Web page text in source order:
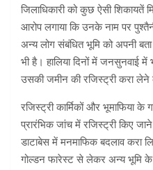
जिलाधिकारी को कुछ ऐसी शिकायतें
आरोप लगाया कि उनके नाम पर
अन्य लोग संबंधित भूमि को अपनी
भी है। हालिया दिनों में जनसुनवाई में
उसकी जमीन की रजिस्ट्री करा लेने
रजिस्ट्री कार्मिकों और भूमाफिया
प्रारंभिक जांच में रजिस्ट्री किए
डाटाबेस में मनमाफिक बदलाव करा
गोल्डन फारेस्ट से लेकर अन्य भूमि के